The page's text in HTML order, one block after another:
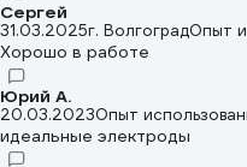
Сергей
31.03.2025г. ВолгоградОпыт
Хорошо в работе
Юрий А.
20.03.2023Опыт
идеальные электроды